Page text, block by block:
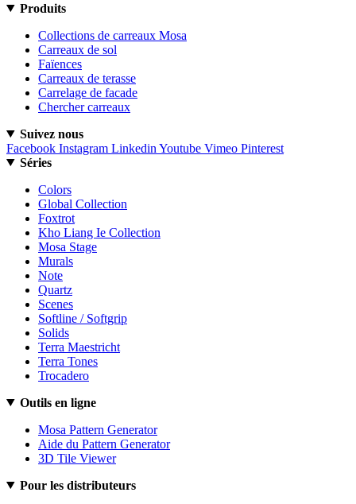
Produits
Collections de carreaux Mosa
Carreaux de sol
Faïences
Carreaux de terasse
Carrelage de facade
Chercher carreaux
Suivez nous
Facebook Instagram Linkedin Youtube Vimeo Pinterest
Séries
Colors
Global Collection
Foxtrot
Kho Liang Ie Collection
Mosa Stage
Murals
Note
Quartz
Scenes
Softline / Softgrip
Solids
Terra Maestricht
Terra Tones
Trocadero
Outils en ligne
Mosa Pattern Generator
Aide du Pattern Generator
3D Tile Viewer
Pour les distributeurs